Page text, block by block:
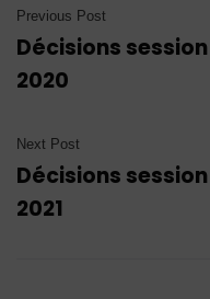
Previous Post
Décisions
2020
Next Post
Décisions
2021